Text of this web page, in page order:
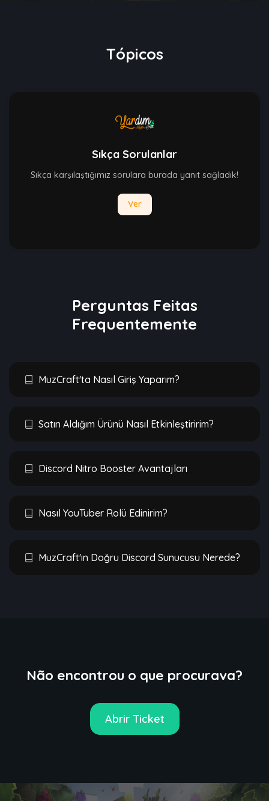
Tópicos
Sıkça Sorulanlar
Sıkça karşılaştığımız sorulara burada yanıt sağladık!
Ver
Perguntas Feitas
Frequentemente
MuzCraft'ta Nasıl Giriş Yaparım?
Satın Aldığım Ürünü Nasıl Etkinleştiririm?
Discord Nitro Booster Avantajları
Nasıl YouTuber Rolü Edinirim?
MuzCraft'ın Doğru Discord Sunucusu Nerede?
Não encontrou o que procurava?
Abrir Ticket